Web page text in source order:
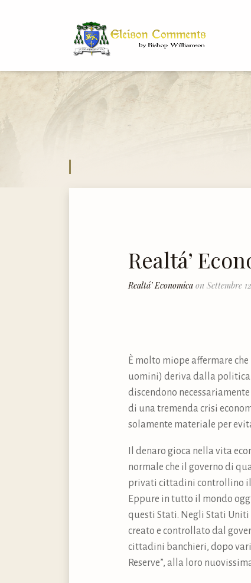
Realtá’
Realtá’ Economica on Settembre
È molto miope affermare
uomini) deriva dalla
discendono
di una tremenda crisi
solamente materiale per
Il denaro gioca nella vita
normale che il governo di
privati cittadini controllino il
Eppure in tutto il mondo
questi Stati. Negli Stati Uniti
creato e controllato dal
cittadini banchieri, dopo vari
Reserve”, alla loro